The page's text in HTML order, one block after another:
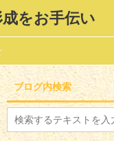
をお手伝い
ブログ内検索